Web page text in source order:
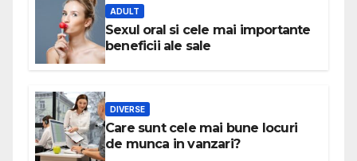
ADULT
Sexul oral si cele mai importante
beneficii ale sale
DIVERSE
Care sunt cele mai bune locuri
de munca in vanzari?